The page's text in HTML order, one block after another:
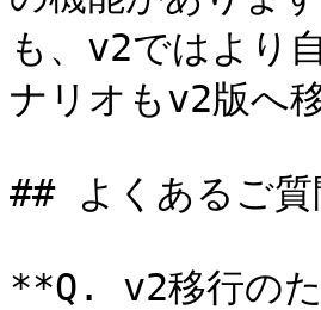
も、v2ではより
ナリオもv2版へ
## よくあるご質
**Q. v2移行のた